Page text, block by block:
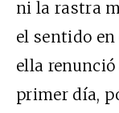
ni la rastra
el sentido
ella
primer día,